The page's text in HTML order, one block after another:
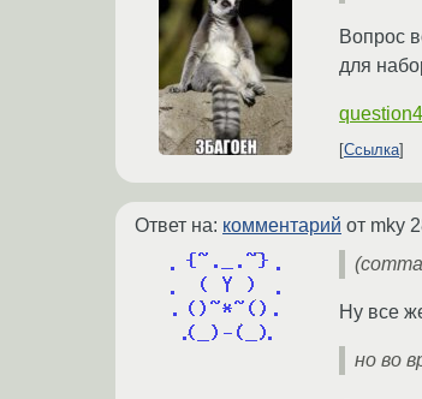
Вопрос
для
question4
Ссылка
Ответ на: комментарий от mky
Ну все
но во